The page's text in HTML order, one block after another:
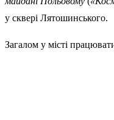
у сквері Лятошинського.
Загалом у місті